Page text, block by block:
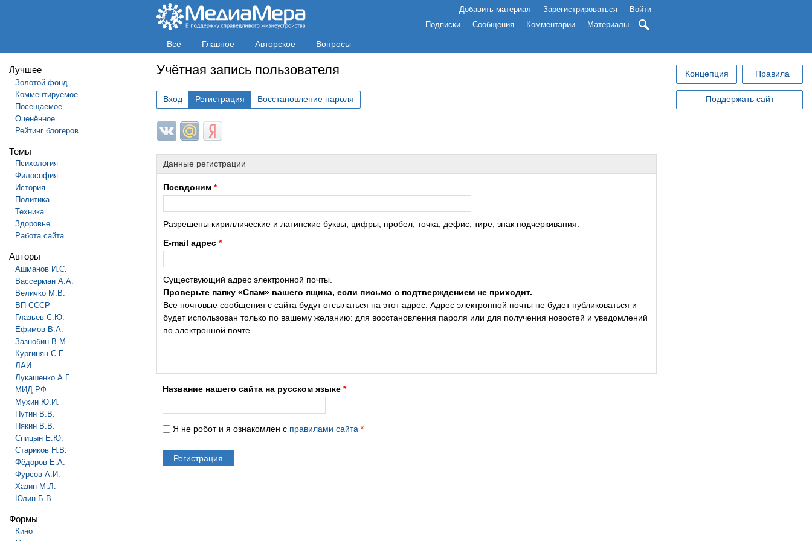
Добавить материал Зарегистрироваться
Войти
Подписки
Сообщения Комментарии Материалы
Всё Главное Авторское Вопросы
Лучшее
Золотой фонд
Комментируемое
Посещаемое
Оценённое
Рейтинг блогеров
Темы
Психология
Философия
История
Политика
Техника
Здоровье
Работа сайта
Авторы
Ашманов И.С.
Вассерман А.А.
Величко М.В.
ВП СССР
Глазьев С.Ю.
Ефимов В.А.
Зазнобин В.М.
Кургинян С.Е.
ЛАИ
Лукашенко А.Г.
МИД РФ
Мухин Ю.И.
Путин В.В.
Пякин В.В.
Спицын Е.Ю.
Стариков Н.В.
Фёдоров Е.А.
Фурсов А.И.
Хазин М.Л.
Юлин Б.В.
Формы
Кино
Учётная запись пользователя
Вход Регистрация Восстановление пароля
Login with ВКонтакте
Login with Mail.ru
Login with Яндекс
Данные регистрации
Псевдоним *
Разрешены кириллические и латинские буквы, цифры, пробел, точка, дефис, тире, знак подчеркивания.
E-mail адрес *
Существующий адрес электронной почты.
Проверьте папку «Спам» вашего ящика, если письмо с подтверждением не приходит.
Все почтовые сообщения с сайта будут отсылаться на этот адрес. Адрес электронной почты не будет публиковаться и
будет использован только по вашему желанию: для восстановления пароля или для получения новостей и уведомлений
по электронной почте.
Название нашего сайта на русском языке *
Я не робот и я ознакомлен с правилами сайта *
Концепция Правила
Поддержать сайт